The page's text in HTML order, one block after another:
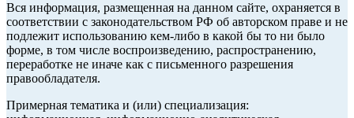
Вся информация, размещенная на данном сайте, охраняется в
соответствии с законодательством РФ об авторском праве и не
подлежит использованию кем-либо в какой бы то ни было
форме, в том числе воспроизведению, распространению,
переработке не иначе как с письменного разрешения
правообладателя.
Примерная тематика и (или) специализация: